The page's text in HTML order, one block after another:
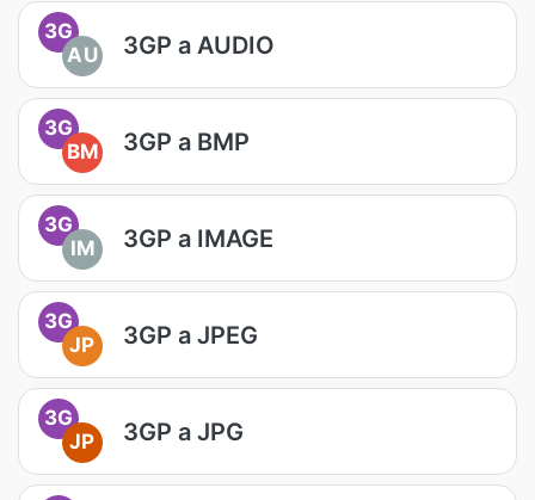
3G
AU
3GP a AUDIO
3G
BM
3GP a BMP
3G
IM
3GP a IMAGE
3G
JP
3GP a JPEG
3G
JP
3GP a JPG